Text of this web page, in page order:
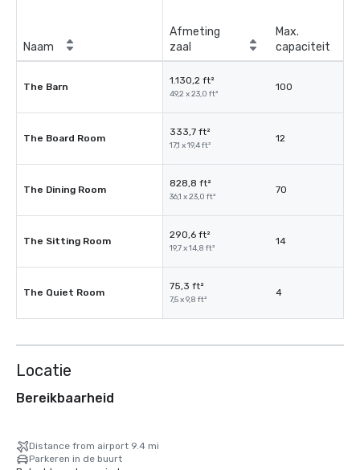
Naam
Afmeting
zaal
Max.
capaciteit
The Barn
1.130,2 ft²
49,2 x 23,0 ft²
100
The Board Room
333,7 ft²
17,1 x 19,4 ft²
12
The Dining Room
828,8 ft²
36,1 x 23,0 ft²
70
The Sitting Room
290,6 ft²
19,7 x 14,8 ft²
14
The Quiet Room
75,3 ft²
7,5 x 9,8 ft²
4
Locatie
Bereikbaarheid
Distance from airport 9.4 mi
Parkeren in de buurt